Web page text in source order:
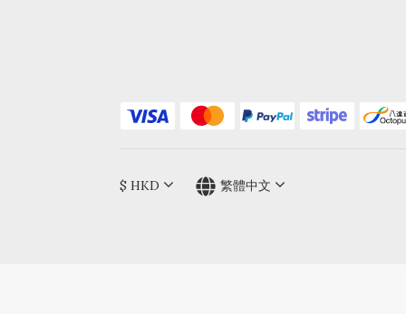
$ HKD 繁體中文